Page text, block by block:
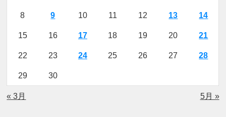
8 9 10 11 12 13 14
15 16 17 18 19 20 21
22 23 24 25 26 27 28
29 30
« 3月 5月 »